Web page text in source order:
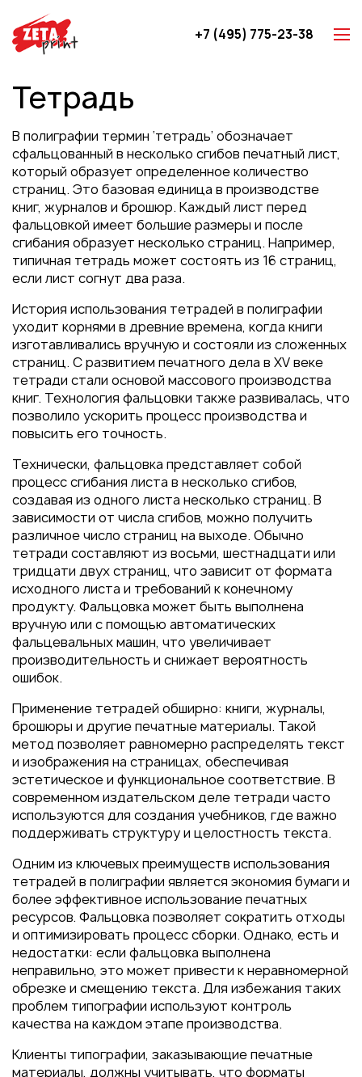
Брошюры
Игральные карты
Каталоги
Листовки
Книги
Папки
Календари
Упаковка
Блокноты с логотипом
Пакеты
Конверты
Журналы
под ключ
Полиграфия к выборам 2026
+7 (495) 775-23-38
Тетрадь
В полиграфии термин ‘тетрадь’ обозначает
сфальцованный в несколько сгибов печатный лист,
который образует определенное количество
страниц. Это базовая единица в производстве
книг, журналов и брошюр. Каждый лист перед
фальцовкой имеет большие размеры и после
сгибания образует несколько страниц. Например,
типичная тетрадь может состоять из 16 страниц,
если лист согнут два раза.
История использования тетрадей в полиграфии
уходит корнями в древние времена, когда книги
изготавливались вручную и состояли из сложенных
страниц. С развитием печатного дела в XV веке
тетради стали основой массового производства
книг. Технология фальцовки также развивалась, что
позволило ускорить процесс производства и
повысить его точность.
Технически, фальцовка представляет собой
процесс сгибания листа в несколько сгибов,
создавая из одного листа несколько страниц. В
зависимости от числа сгибов, можно получить
различное число страниц на выходе. Обычно
тетради составляют из восьми, шестнадцати или
тридцати двух страниц, что зависит от формата
исходного листа и требований к конечному
продукту. Фальцовка может быть выполнена
вручную или с помощью автоматических
фальцевальных машин, что увеличивает
производительность и снижает вероятность
ошибок.
Применение тетрадей обширно: книги, журналы,
брошюры и другие печатные материалы. Такой
метод позволяет равномерно распределять текст
и изображения на страницах, обеспечивая
эстетическое и функциональное соответствие. В
современном издательском деле тетради часто
используются для создания учебников, где важно
поддерживать структуру и целостность текста.
Одним из ключевых преимуществ использования
тетрадей в полиграфии является экономия бумаги и
более эффективное использование печатных
ресурсов. Фальцовка позволяет сократить отходы
и оптимизировать процесс сборки. Однако, есть и
недостатки: если фальцовка выполнена
неправильно, это может привести к неравномерной
обрезке и смещению текста. Для избежания таких
проблем типографии используют контроль
качества на каждом этапе производства.
Клиенты типографии, заказывающие печатные
материалы, должны учитывать, что форматы